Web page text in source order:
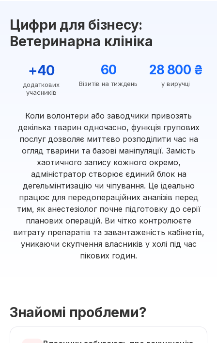
Цифри для бізнесу:
Ветеринарна клініка
+40
додаткових
учасників
60
Візитів на тиждень
28 800 ₴
у виручці
Коли волонтери або заводчики привозять
декілька тварин одночасно, функція групових
послуг дозволяє миттєво розподілити час на
огляд тварини та базові маніпуляції. Замість
хаотичного запису кожного окремо,
адміністратор створює єдиний блок на
дегельмінтизацію чи чіпування. Це ідеально
працює для передопераційних аналізів перед
тим, як анестезіолог почне підготовку до серії
планових операцій. Ви чітко контролюєте
витрату препаратів та завантаженість кабінетів,
уникаючи скупчення власників у холі під час
пікових годин.
Знайомі проблеми?